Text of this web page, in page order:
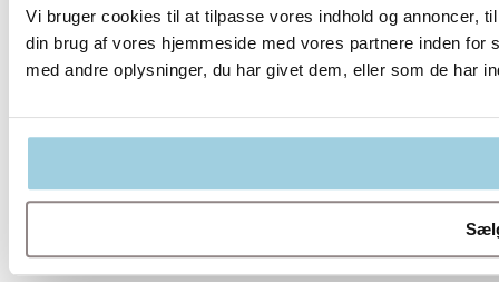
Vi bruger cookies til at tilpasse vores indhold og annoncer,
din brug af vores hjemmeside med vores partnere inden
med andre oplysninger, du har givet dem, eller som de har